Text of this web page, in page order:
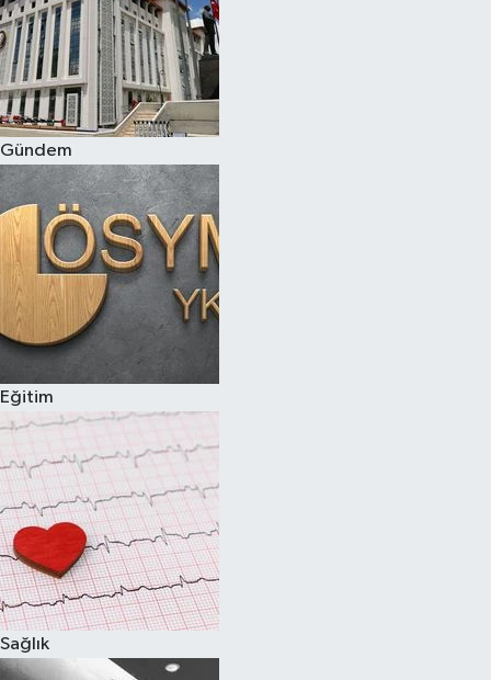
Gündem
Eğitim
Sağlık